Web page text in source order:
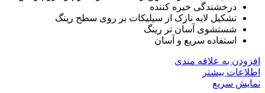
درخشندگی خیره کننده
تشکیل لایه نازک از سیلیکات بر روی سطح رینگ
شستشوی آسان تر رینگ
استفاده سریع و آسان
افزودن به علاقه مندی
اطلاعات بیشتر
نمایش سریع